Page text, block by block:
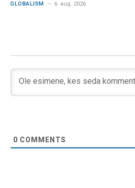
GLOBALISM 6. aug. 2026
0 COMMENTS